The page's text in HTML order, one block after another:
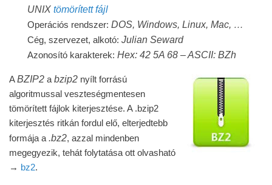
UNIX tömörített fájl
Operációs rendszer: DOS, Windows, Linux, Mac, …
Cég, szervezet, alkotó: Julian Seward
Azonosító karakterek: Hex: 42 5A 68 – ASCII: BZh
ABZIP2 a bzip2 nyílt forrású
algoritmussal veszteségmentesen
tömörített fájlok kiterjesztése. A .bzip2
kiterjesztés ritkán fordul elő, elterjedtebb
formája a .bz2, azzal mindenben
megegyezik, tehát folytatása ott olvasható
→ bz2.